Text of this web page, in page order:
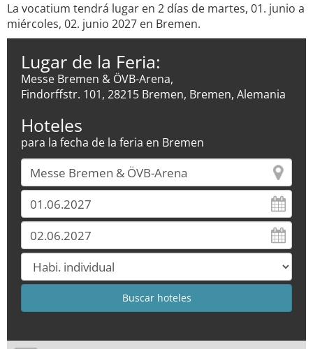
La vocatium tendrá lugar en 2 días de martes, 01. junio a
miércoles, 02. junio 2027 en Bremen.
Lugar de la Feria:
Messe Bremen & ÖVB-Arena,
Findorffstr. 101, 28215 Bremen, Bremen, Alemania
Hoteles
para la fecha de la feria en Bremen